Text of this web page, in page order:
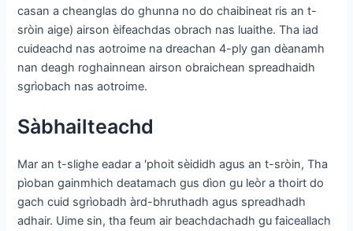
casan a cheanglas do ghunna no do chaibineat ris an t-
sròin aige) airson èifeachdas obrach nas luaithe. Tha iad
cuideachd nas aotroime na dreachan 4-ply gan dèanamh
nan deagh roghainnean airson obraichean spreadhaidh
sgrìobach nas aotroime.
Sàbhailteachd
Mar an t-slighe eadar a 'phoit sèididh agus an t-sròin, Tha
pìoban gainmhich deatamach gus dìon gu leòr a thoirt do
gach cuid sgrìobadh àrd-bhruthadh agus spreadhadh
adhair. Uime sin, tha feum air beachdachadh gu faiceallach